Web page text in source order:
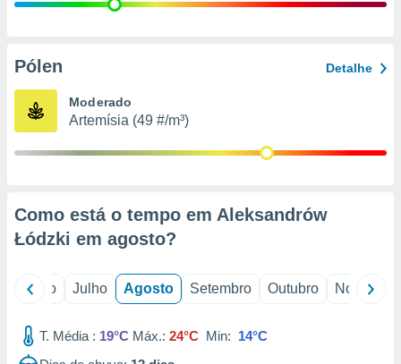
e
de
Pólen Detalhe
Moderado
Artemísia (49 #/m³)
Como está o tempo em Aleksandrów
Łódzki em agosto?
Junho Julho Agosto Setembro Outubro Novembro
T. Média : 19°C Máx.: 24°C Min: 14°C